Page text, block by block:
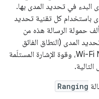
البدء في تحديد المدى بها.
باستخدام كل تقنية تحديد
حمولة الرسالة هذه من
المدى (النطاق الفائق
العرض (UWB)، وBLE CS، وWi-Fi NAN RTT، وقوة الإشارة المستلَمة
Ranging